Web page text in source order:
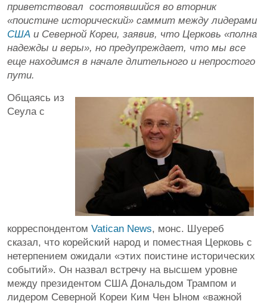
приветствовал состоявшийся во вторник
«поистине исторический» саммит между лидерами
США и Северной Кореи, заявив, что Церковь «полна
надежды и веры», но предупреждает, что мы все
еще находимся в начале длительного и непростого
пути.
Общаясь из
Сеула с
корреспондентом Vatican News, монс. Шуереб
сказал, что корейский народ и поместная Церковь с
нетерпением ожидали «этих поистине исторических
событий». Он назвал встречу на высшем уровне
между президентом США Дональдом Трампом и
лидером Северной Кореи Ким Чен Ыном «важной